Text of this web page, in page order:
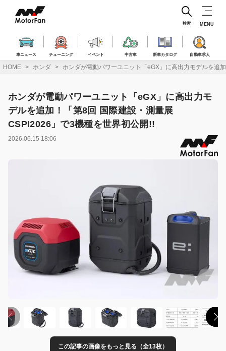
ス
車ニュース チューニング イベント 中古車 新車カタログ 自動車求人
検索 MENU
HOME ホンダ ホンダが電動パワーユニット「eGX」に高出力モデルを追
ホンダが電動パワーユニット「eGX」に高出力モ
デルを追加！「第8回 国際建設・測量展
CSPI2026」で3機種を世界初公開!!
2026.06.15 18:06
この記事の画像をもっと見る（全13枚）